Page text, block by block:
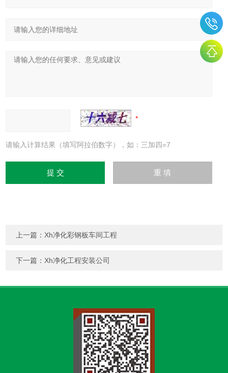
请输入计算结果（填写阿拉伯数字），如：三加四=7
上一篇：Xh净化彩钢板车间工程
下一篇：Xh净化工程安装公司